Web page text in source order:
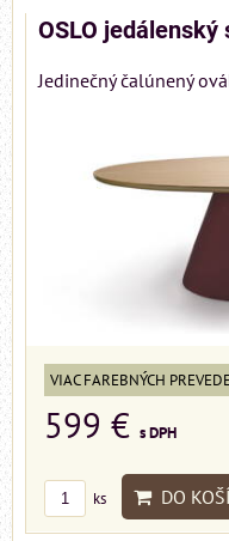
OSLO
Jedinečný čalúnený
VIAC FAREBNÝCH
599 € s DPH
ks DO